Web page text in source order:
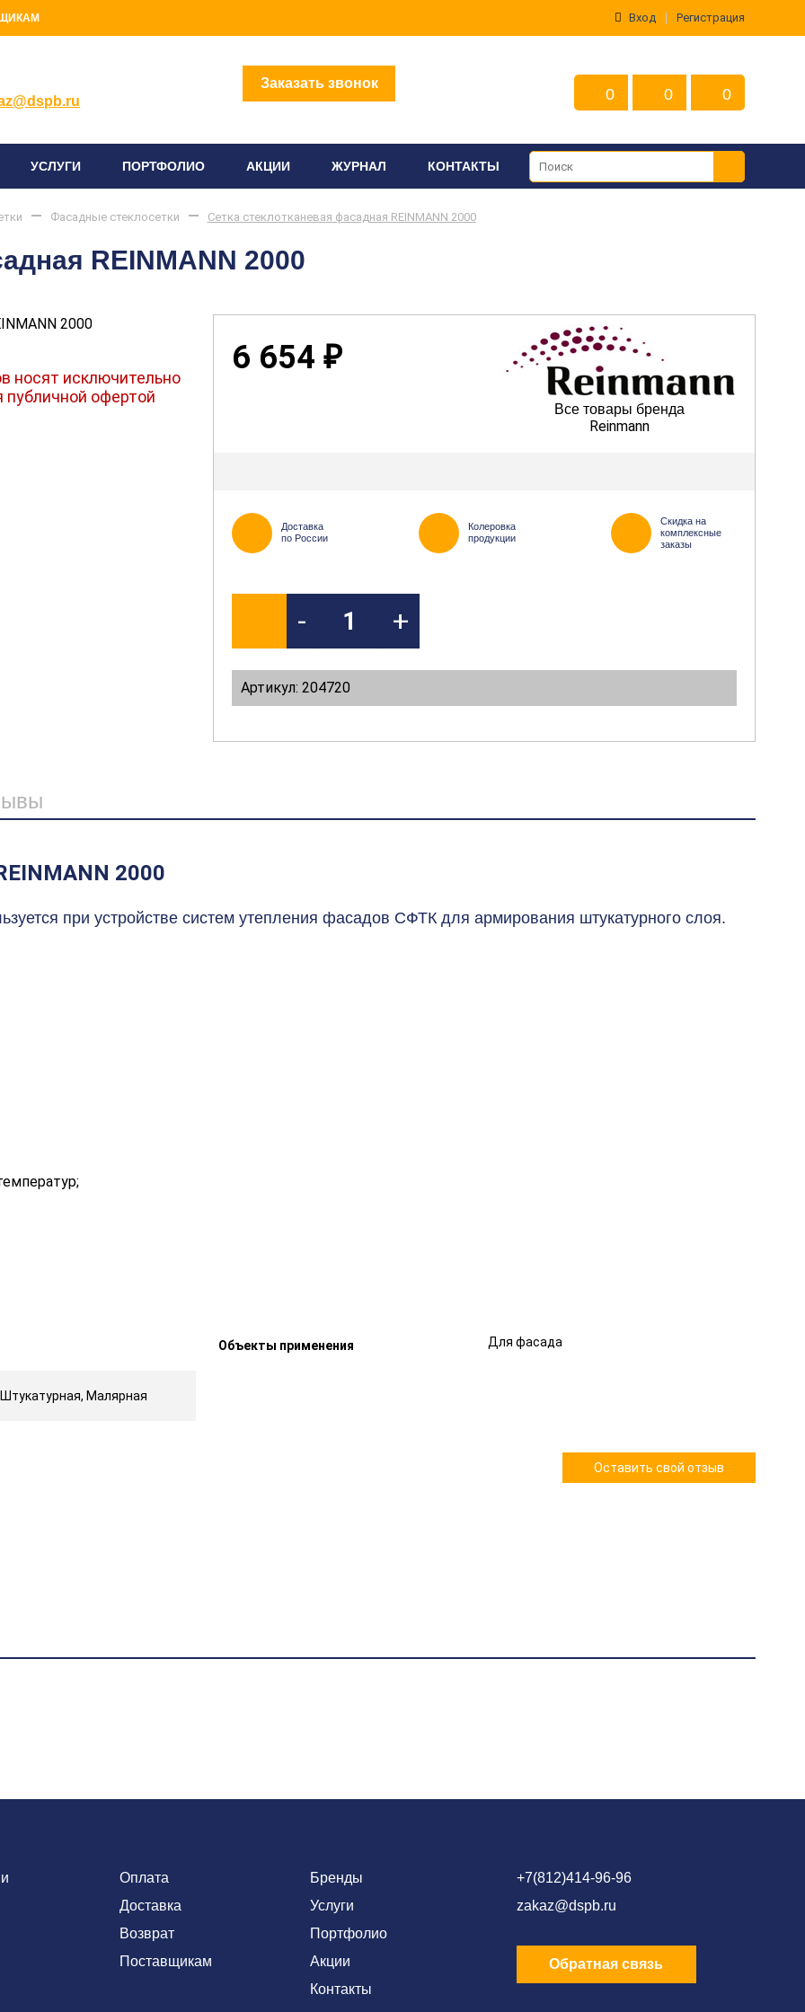
Вход Регистрация
Заказать звонок
0 0 0
УСЛУГИ ПОРТФОЛИО АКЦИИ ЖУРНАЛ КОНТАКТЫ
Фасадные стеклосетки Сетка стеклотканевая фасадная REINMANN 2000
REINMANN 2000
носят исключительно
публичной офертой
6 654 ₽
Все товары бренда
Reinmann
Доставка
по России
Колеровка
продукции
Скидка на
комплексные
заказы
- +
Артикул: 204720
2000
при устройстве систем утепления фасадов СФТК для армирования штукатурного слоя.
Объекты применения Для фасада
Малярная
Оставить свой отзыв
Оплата
Доставка
Возврат
Поставщикам
Бренды
Услуги
Портфолио
Акции
Контакты
+7(812)414-96-96
zakaz@dspb.ru
Обратная связь